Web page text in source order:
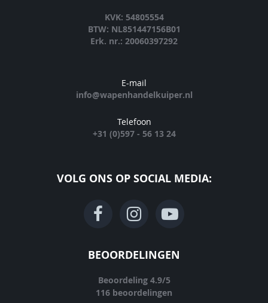
KVK: 54805554
BTW: NL851447156B01
Erk. nr.: 20060397292
E-mail
info@wapenhandelkuiper.nl
Telefoon
+31 (0)597 - 56 13 24
VOLG ONS OP SOCIAL MEDIA:
BEOORDELINGEN
Beoordeling 4.9/5
116 beoordelingen